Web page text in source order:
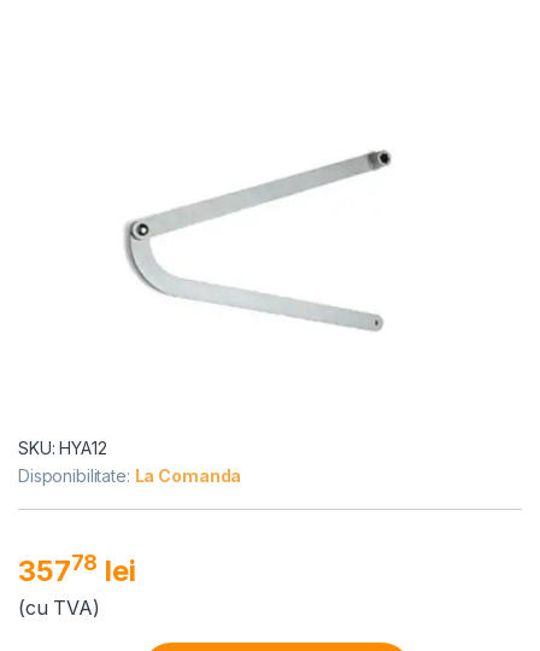
SKU: HYA12
Disponibilitate: La Comanda
35778 lei
(cu TVA)